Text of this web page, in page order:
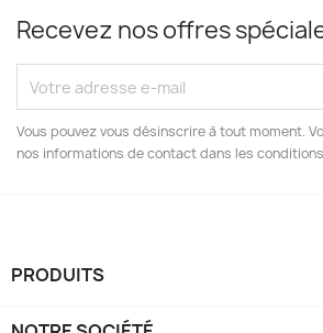
Recevez nos offres
Vous pouvez vous désinscrire à tout moment.
nos informations de contact dans les
PRODUITS